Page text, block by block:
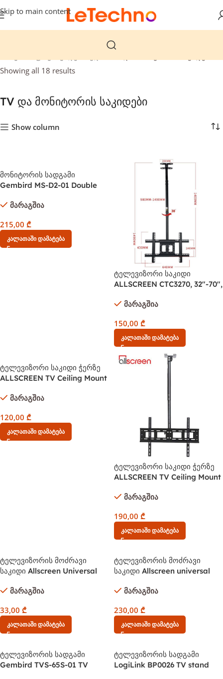
Skip to main content
Showing all 18 results
TV და მონიტორის საკიდები
Show column
მონიტორის სადგამი
Gembird MS-D2-01 Double
adjustable 17″-27″
მარაგშია
215,00 ₾
Კალათაში Დამატება
ტელევიზორი საკიდი
ALLSCREEN CTC3270, 32″-70″,
მარაგშია
150,00 ₾
Კალათაში Დამატება
ტელევიზორი საკიდი ჭერზე
ALLSCREEN TV Ceiling Mount
60 მარაგშია
120,00 ₾
Კალათაში Დამატება
ტელევიზორი საკიდი ჭერზე
ALLSCREEN TV Ceiling Mount
42-80მარაგშია
190,00 ₾
Კალათაში Დამატება
ტელევიზორის მოძრავი
საკიდი Allscreen Universal
26″-55″ ინჩი
მარაგშია
33,00 ₾
Კალათაში Დამატება
ტელევიზორის მოძრავი
საკიდი Allscreen universal
40-70 ინჩი
მარაგშია
230,00 ₾
Კალათაში Დამატება
ტელევიზორის სადგამი
Gembird TVS-65S-01 TV
ტელევიზორის სადგამი
LogiLink BP0026 TV stand